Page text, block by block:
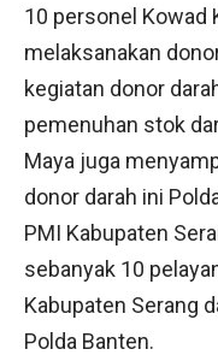
10 personel Kowad
melaksanakan
kegiatan donor
pemenuhan stok
Maya juga
donor darah ini
PMI Kabupaten
sebanyak 10
Kabupaten Serang
Polda Banten.